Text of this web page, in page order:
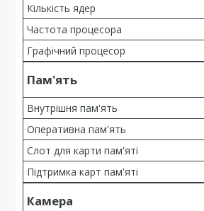
Кількість ядер
Частота процесора
Графічний процесор
Пам'ять
Внутрішня пам'ять
Оперативна пам'ять
Слот для карти пам'яті
Підтримка карт пам'яті
Камера